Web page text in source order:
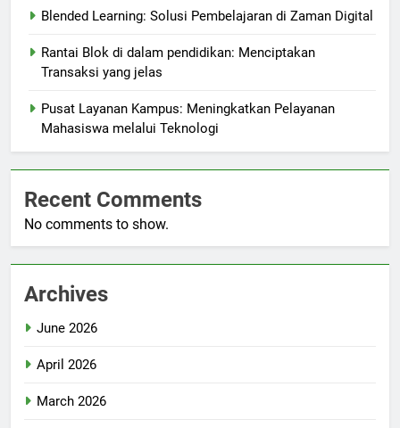
Blended Learning: Solusi Pembelajaran di Zaman Digital
Rantai Blok di dalam pendidikan: Menciptakan
Transaksi yang jelas
Pusat Layanan Kampus: Meningkatkan Pelayanan
Mahasiswa melalui Teknologi
Recent Comments
No comments to show.
Archives
June 2026
April 2026
March 2026